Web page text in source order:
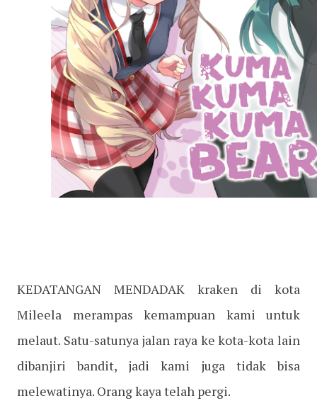
KEDATANGAN MENDADAK kraken di kota
Mileela merampas kemampuan kami untuk
melaut. Satu-satunya jalan raya ke kota-kota lain
dibanjiri bandit, jadi kami juga tidak bisa
melewatinya. Orang kaya telah pergi.